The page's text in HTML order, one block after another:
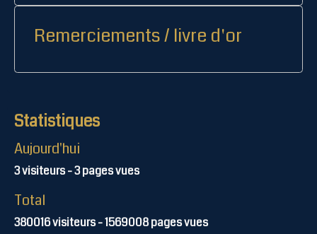
Remerciements / livre d'or
Statistiques
Aujourd'hui
3visiteurs -3pages vues
Total
380016visiteurs -1569008pages vues